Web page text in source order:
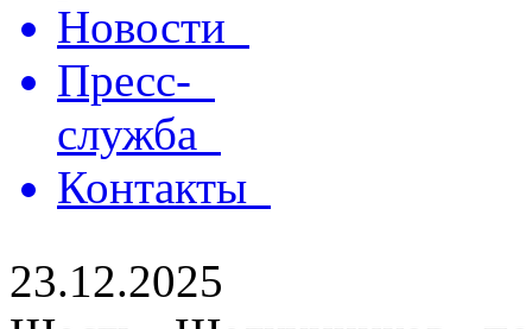
Новости
Пресс-
служба
Контакты
23.12.2025